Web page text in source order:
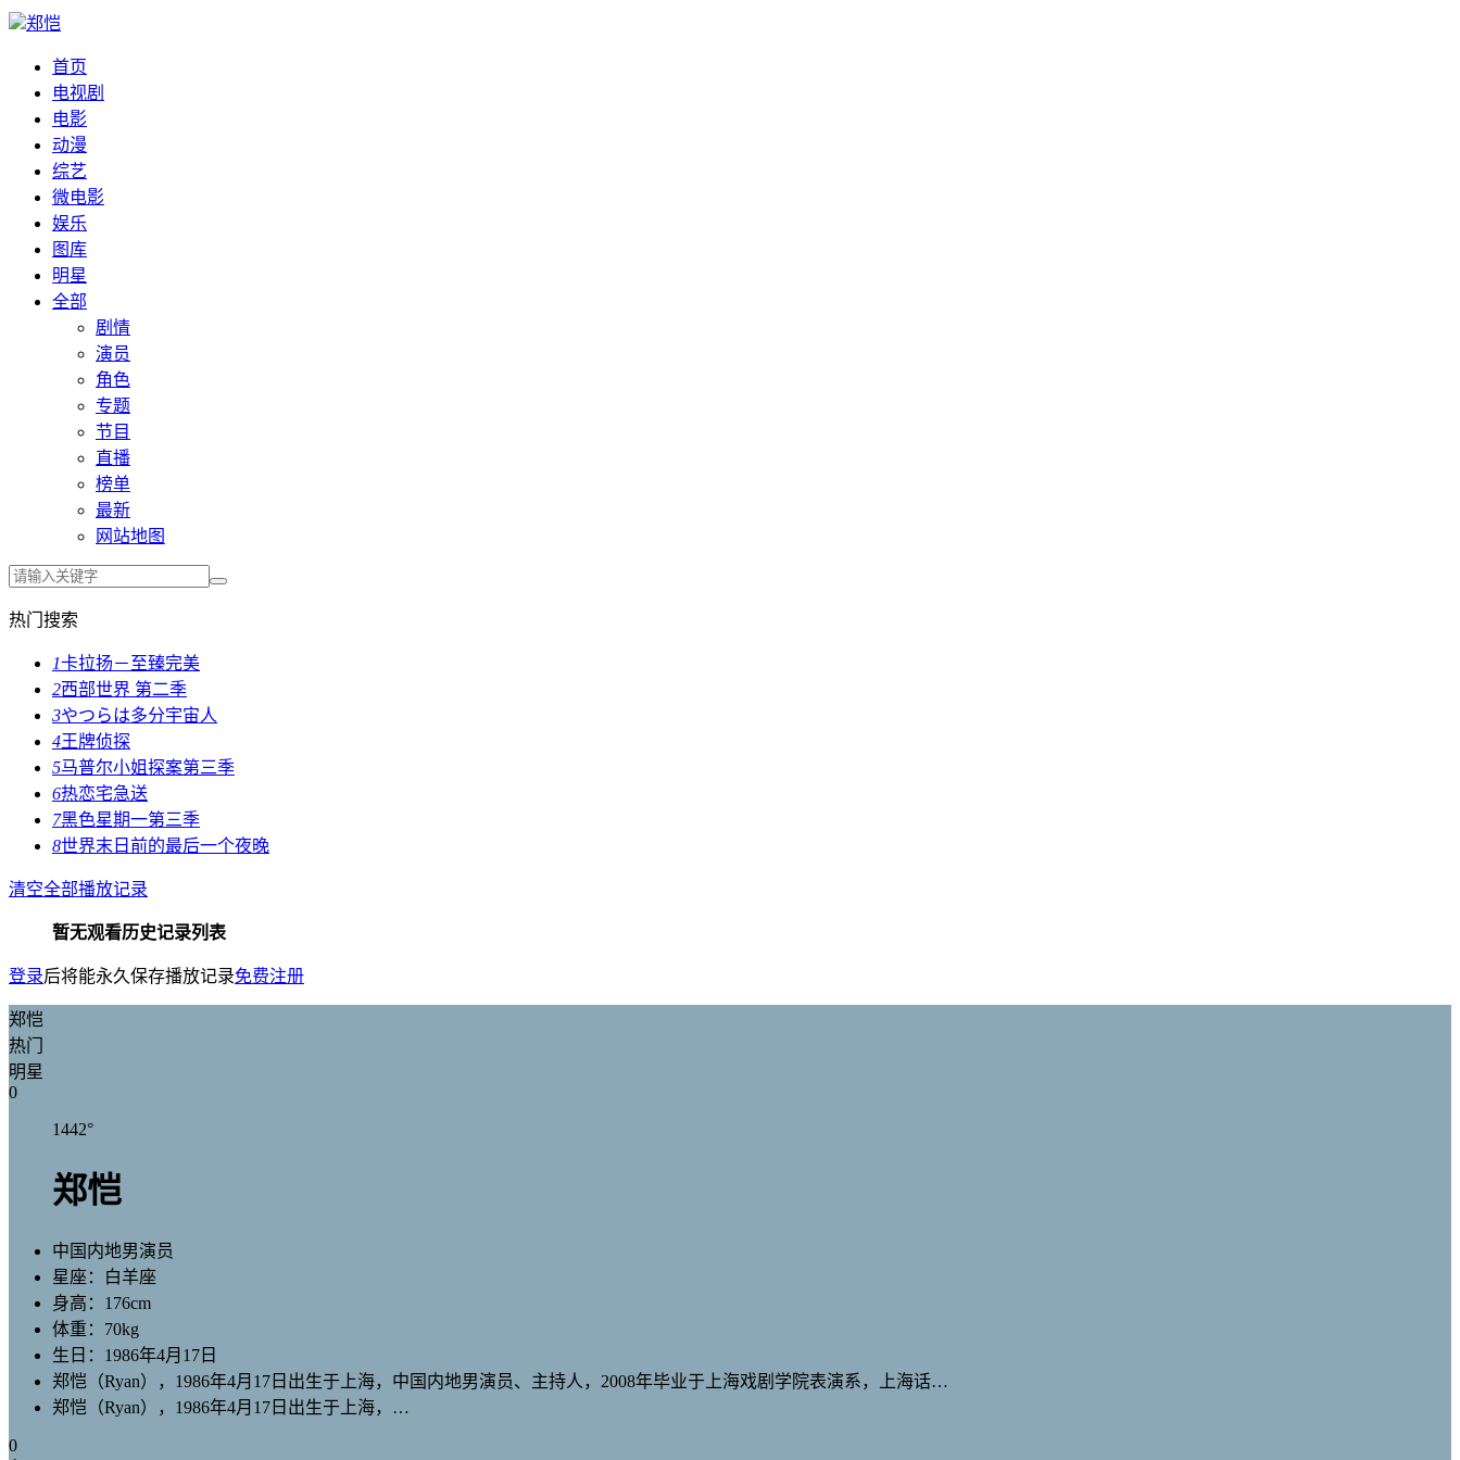
郑恺
首页
电视剧
电影
动漫
综艺
微电影
娱乐
图库
明星
全部
剧情
演员
角色
专题
节目
直播
榜单
最新
网站地图
热门搜索
1卡拉扬－至臻完美
2西部世界 第二季
3やつらは多分宇宙人
4王牌侦探
5马普尔小姐探案第三季
6热恋宅急送
7黑色星期一第三季
8世界末日前的最后一个夜晚
清空全部播放记录
暂无观看历史记录列表
登录后将能永久保存播放记录免费注册
郑恺
热门
明星
0
1442°
郑恺
中国内地男演员
星座：
白羊座
身高： 176cm
体重： 70kg
生日： 1986年4月17日
郑恺（Ryan），1986年4月17日出生于上海，中国内地男演员、主持人，2008年毕业于上海戏剧学院表演系，上海话…
郑恺（Ryan），1986年4月17日出生于上海，…
0